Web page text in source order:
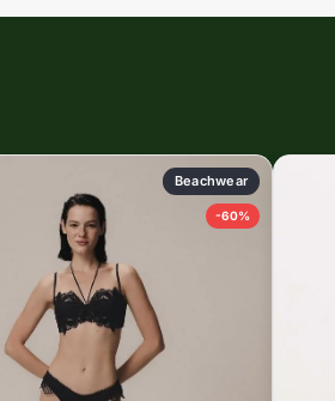
Beachwear
-60%